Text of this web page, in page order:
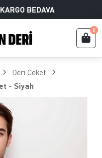
KARGO BEDAVA
0
Deri Ceket
- Siyah